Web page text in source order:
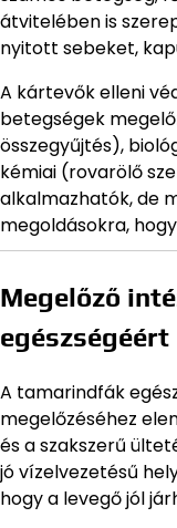
átvitelében is
nyitott sebeket,
A kártevők elleni
betegségek
összegyűjtés),
kémiai (rovarölő
alkalmazhatók, de
megoldásokra,
Megelőző
egészségéért
A tamarindfák
megelőzéséhez
és a szakszerű
jó vízelvezetésű
hogy a levegő jól